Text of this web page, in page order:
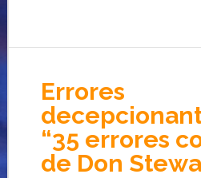
Errores
“35 errores
de Don